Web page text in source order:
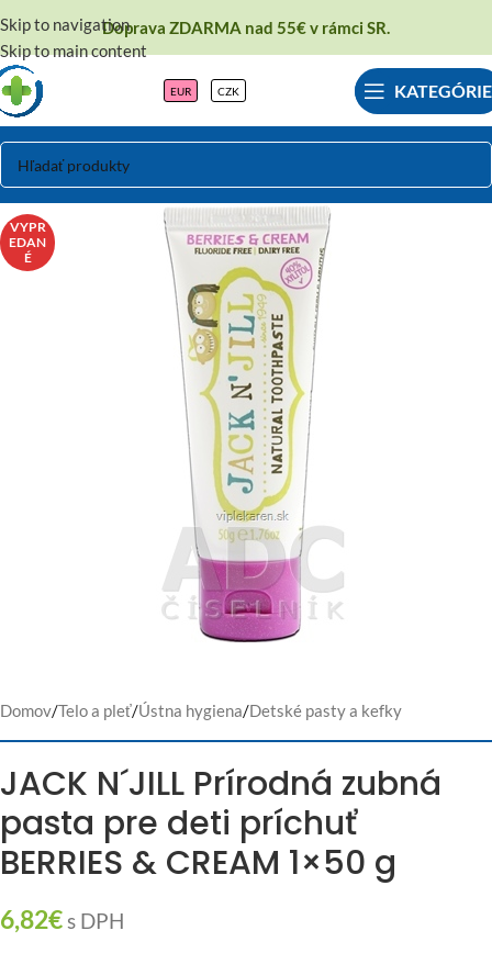
Skip to navigation
Skip to main content
Doprava ZDARMA nad 55€ v rámci SR.
EUR CZK KATEGÓRIE
VYPR
EDAN
É
Domov/Telo a pleť/Ústna hygiena/Detské pasty a kefky
JACK N´JILL Prírodná zubná
pasta pre deti príchuť
BERRIES & CREAM 1×50 g
6,82€s DPH